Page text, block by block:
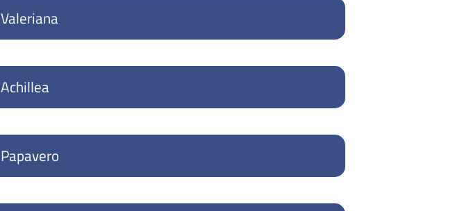
Valeriana
Achillea
Papavero